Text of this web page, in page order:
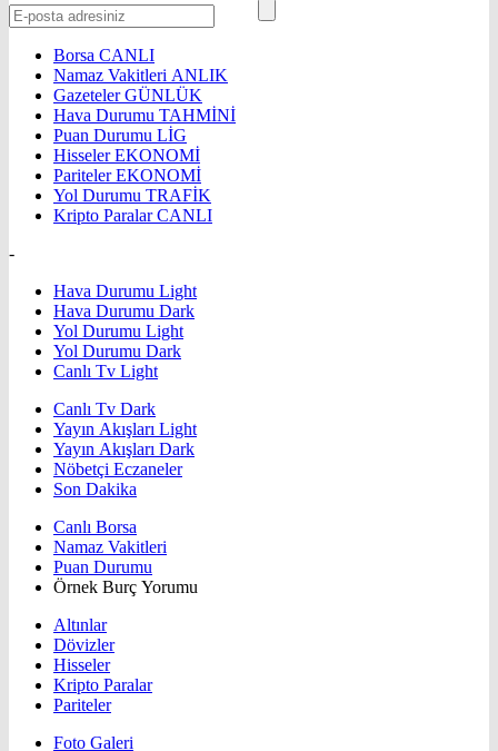
Borsa CANLI
Namaz Vakitleri ANLIK
GazetelerGÜNLÜK
Hava Durumu TAHMİNİ
Puan Durumu LİG
HisselerEKONOMİ
ParitelerEKONOMİ
Yol Durumu TRAFİK
Kripto ParalarCANLI
-
Hava Durumu Light
Hava Durumu Dark
Yol Durumu Light
Yol Durumu Dark
Canlı Tv Light
Canlı Tv Dark
Yayın Akışları Light
Yayın Akışları Dark
Nöbetçi Eczaneler
Son Dakika
Canlı Borsa
Namaz Vakitleri
Puan Durumu
Örnek Burç Yorumu
Altınlar
Dövizler
Hisseler
Kripto Paralar
Pariteler
Foto Galeri